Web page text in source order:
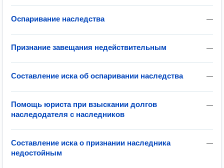
—
Оспаривание наследства
—
Признание завещания недействительным
—
Составление иска об оспаривании наследства
—
Помощь юриста при взыскании долгов
наследодателя с наследников
—
Составление иска о признании наследника
недостойным